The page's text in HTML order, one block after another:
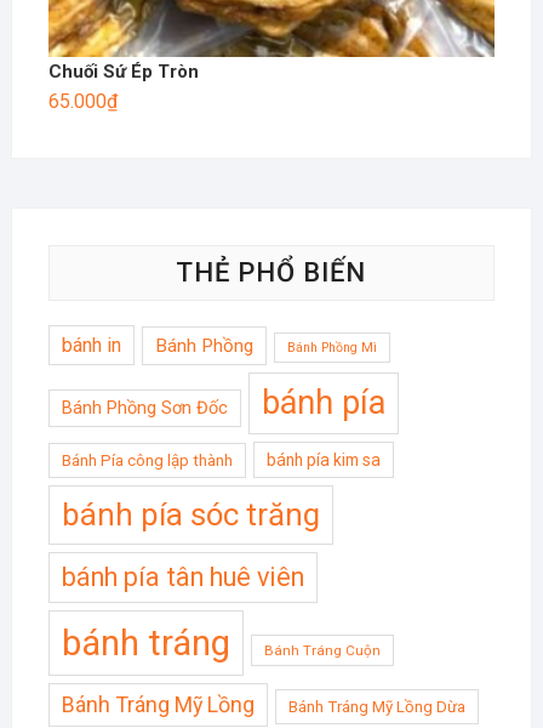
Chuối Sứ Ép Tròn
65.000₫
THẺ PHỔ BIẾN
bánh in Bánh Phồng Bánh Phồng Mì
Bánh Phồng Sơn Đốc bánh pía
Bánh Pía công lập thành bánh pía kim sa
bánh pía sóc trăng
bánh pía tân huê viên
bánh tráng Bánh Tráng Cuộn
Bánh Tráng Mỹ Lồng Bánh Tráng Mỹ Lồng Dừa